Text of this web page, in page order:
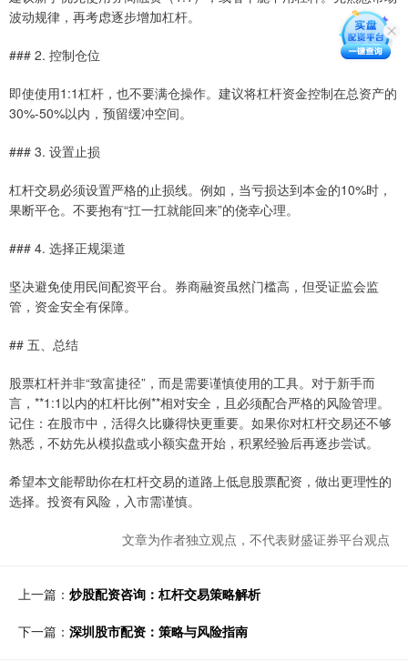
波动规律，再考虑逐步增加杠杆。
### 2. 控制仓位
即使使用1:1杠杆，也不要满仓操作。建议将杠杆资金控制在总资产的
30%-50%以内，预留缓冲空间。
### 3. 设置止损
杠杆交易必须设置严格的止损线。例如，当亏损达到本金的10%时，
果断平仓。不要抱有“扛一扛就能回来”的侥幸心理。
### 4. 选择正规渠道
坚决避免使用民间配资平台。券商融资虽然门槛高，但受证监会监
管，资金安全有保障。
## 五、总结
股票杠杆并非“致富捷径”，而是需要谨慎使用的工具。对于新手而
言，**1:1以内的杠杆比例**相对安全，且必须配合严格的风险管理。
记住：在股市中，活得久比赚得快更重要。如果你对杠杆交易还不够
熟悉，不妨先从模拟盘或小额实盘开始，积累经验后再逐步尝试。
希望本文能帮助你在杠杆交易的道路上低息股票配资，做出更理性的
选择。投资有风险，入市需谨慎。
文章为作者独立观点，不代表财盛证券平台观点
上一篇： 炒股配资咨询：杠杆交易策略解析
下一篇： 深圳股市配资：策略与风险指南